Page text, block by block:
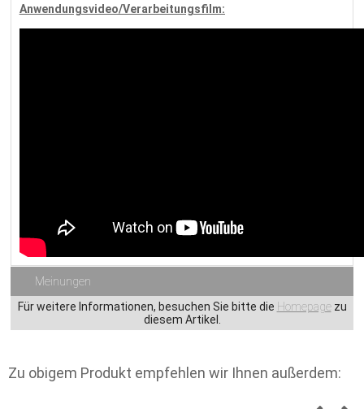
Anwendungsvideo/Verarbeitungsfilm:
Meinungen
Für weitere Informationen, besuchen Sie bitte die Homepagezu
diesem Artikel.
Zu obigem Produkt empfehlen wir Ihnen außerdem: